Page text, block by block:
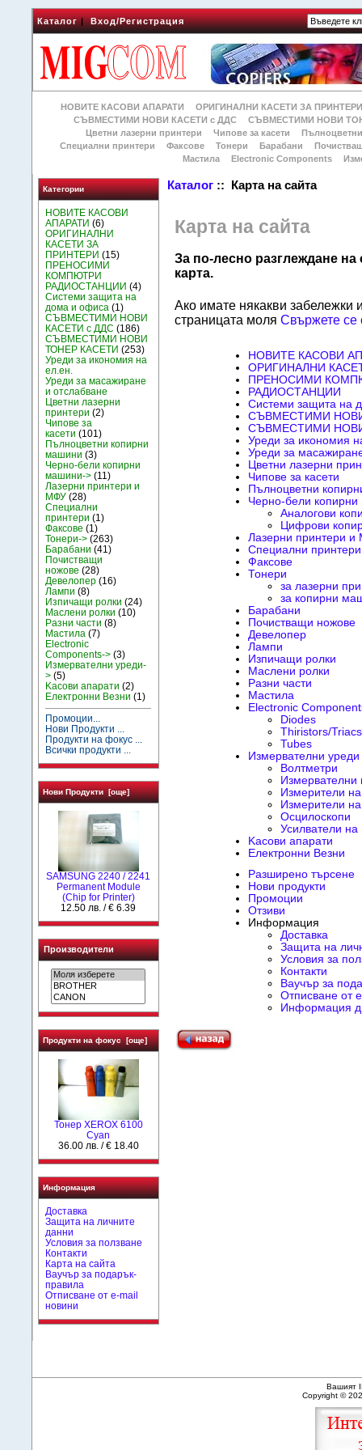
Каталог|Вход/Регистрация
НОВИТЕ КАСОВИ АПАРАТИ
ОРИГИНАЛНИ КАСЕТИ ЗА
СЪВМЕСТИМИ НОВИ КАСЕТИ с ДДС
СЪВМЕСТИМИ НОВИ
Цветни лазерни принтери
Чипове за касети
Специални принтери
Факсове Тонери Барабани
Мастила
Electronic Components
Категории
НОВИТЕ КАСОВИ
АПАРАТИ (6)
ОРИГИНАЛНИ
КАСЕТИ ЗА
ПРИНТЕРИ (15)
ПРЕНОСИМИ
КОМПЮТРИ
РАДИОСТАНЦИИ (4)
Системи защита на
дома и офиса (1)
СЪВМЕСТИМИ НОВИ
КАСЕТИ с ДДС (186)
СЪВМЕСТИМИ НОВИ
ТОНЕР КАСЕТИ (253)
Уреди за икономия на
ел.ен.
Уреди за масажиране
и отслабване
Цветни лазерни
принтери (2)
Чипове за
касети (101)
Пълноцветни копирни
машини (3)
Черно-бели копирни
машини-> (11)
Лазерни принтери и
МФУ (28)
Специални
принтери (1)
Факсове (1)
Тонери-> (263)
Барабани (41)
Почистващи
ножове (28)
Девелопер (16)
Лампи (8)
Изпичащи ролки (24)
Маслени ролки (10)
Разни части (8)
Мастила (7)
Electronic
Components-> (3)
Измервателни уреди-
> (5)
Kасови апарати (2)
Електронни Везни (1)
Промоции...
Нови Продукти ...
Продукти на фокус ...
Всички продукти ...
Нови Продукти [още]
SAMSUNG 2240 / 2241
Permanent Module
(Chip for Printer)
12.50 лв. / € 6.39
Производители
Продукти на фокус [още]
Тонер XEROX 6100
Cyan
36.00 лв. / € 18.40
Информация
Доставка
Защита на личните
данни
Условия за ползване
Контакти
Карта на сайта
Ваучър за подарък-
правила
Отписване от e-mail
новини
Каталог :: Карта на сайта
Карта на сайта
За по-лесно разглеждане на
карта.
Ако имате някакви забележки
страницата моляСвържете се
НОВИТЕ КАСОВИ
ОРИГИНАЛНИ
ПРЕНОСИМИ
РАДИОСТАНЦИИ
Системи защита на
СЪВМЕСТИМИ
СЪВМЕСТИМИ
Уреди за икономия
Уреди за
Цветни лазерни
Чипове за касети
Пълноцветни
Черно-бели
Аналогови
Цифрови
Лазерни принтери
Специални принтери
Факсове
Тонери
за лазерни
за копирни
Барабани
Почистващи ножове
Девелопер
Лампи
Изпичащи ролки
Маслени ролки
Разни части
Мастила
Electronic
Diodes
Thiristors/Triacs
Tubes
Измервателни уреди
Волтметри
Измерители
Измерители
Осцилоскопи
Усилватели
Kасови апарати
Електронни Везни
Разширено търсене
Нови продукти
Промоции
Отзиви
Информация
Доставка
Защита на
Условия за
Контакти
Ваучър за
Отписване от
Информация
Вашият
Copyright ©